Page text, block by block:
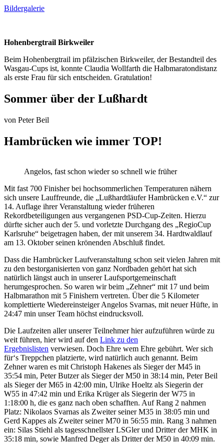
Bildergalerie
Hohenbergtrail Birkweiler
Beim Hohenbergtrail im pfälzischen Birkweiler, der Bestandteil des
Wasgau-Cups ist, konnte Claudia Wollfarth die Halbmaratondistanz
als erste Frau für sich entscheiden. Gratulation!
Sommer über der Lußhardt
von Peter Beil
Hambrücken wie immer TOP!
Angelos, fast schon wieder so schnell wie früher
Mit fast 700 Finisher bei hochsommerlichen Temperaturen nähern
sich unsere Lauffreunde, die „Lußhardtläufer Hambrücken e.V.“ zur
14. Auflage ihrer Veranstaltung wieder früheren
Rekordbeteiligungen aus vergangenen PSD-Cup-Zeiten. Hierzu
dürfte sicher auch der 5. und vorletzte Durchgang des „RegioCup
Karlsruhe“ beigetragen haben, der mit unserem 34. Hardtwaldlauf
am 13. Oktober seinen krönenden Abschluß findet.
Dass die Hambrücker Laufveranstaltung schon seit vielen Jahren mit
zu den bestorganisierten von ganz Nordbaden gehört hat sich
natürlich längst auch in unserer Laufsportgemeinschaft
herumgesprochen. So waren wir beim „Zehner“ mit 17 und beim
Halbmarathon mit 5 Finishern vertreten. Über die 5 Kilometer
komplettierte Wiedereinsteiger Angelos Svarnas, mit neuer Hüfte, in
24:47 min unser Team höchst eindrucksvoll.
Die Laufzeiten aller unserer Teilnehmer hier aufzuführen würde zu
weit führen, hier wird auf den Link zu den
Ergebnislisten verwiesen. Doch Ehre wem Ehre gebührt. Wer sich
für‘s Treppchen platzierte, wird natürlich auch genannt. Beim
Zehner waren es mit Christoph Hakenes als Sieger der M45 in
35:54 min, Peter Butzer als Sieger der M50 in 38:14 min, Peter Beil
als Sieger der M65 in 42:00 min, Ulrike Hoeltz als Siegerin der
W55 in 47:42 min und Erika Krüger als Siegerin der W75 in
1:18:00 h, die es ganz nach oben schafften. Auf Rang 2 nahmen
Platz: Nikolaos Svarnas als Zweiter seiner M35 in 38:05 min und
Gerd Kappes als Zweiter seiner M70 in 56:55 min. Rang 3 nahmen
ein: Silas Stiehl als tagesschnellster LSGler und Dritter der MHK in
35:18 min, sowie Manfred Deger als Dritter der M50 in 40:09 min.